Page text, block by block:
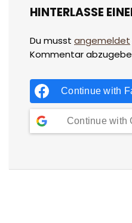
HINTERLASSE
Du musst angemeldet
Kommentar
Continue with
Continue with